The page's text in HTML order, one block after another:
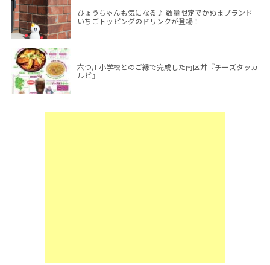
ひょうちゃんも気になる♪ 数量限定でかぬまブランド
いちごトッピングのドリンクが登場！
六つ川小学校とのご縁で完成した南区丼『チーズタッカ
ルビ』